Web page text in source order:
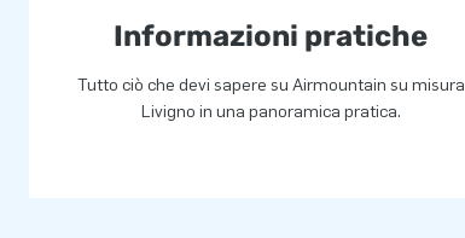
Informazioni pratiche
Tutto ciò che devi sapere su Airmountain su misura
Livigno in una panoramica pratica.